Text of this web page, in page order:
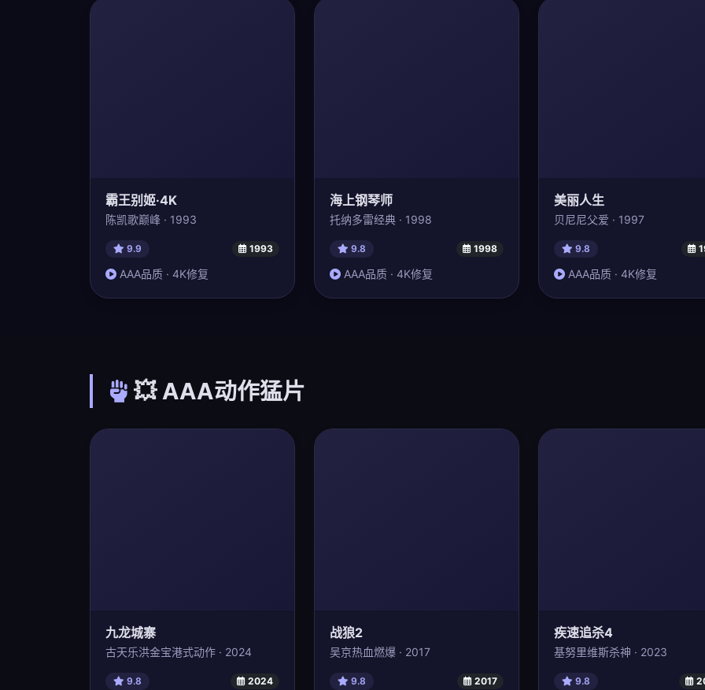
霸王别姬·4K
陈凯歌巅峰 · 1993
9.9 1993
AAA品质 · 4K修复
海上钢琴师
托纳多雷经典 · 1998
9.8 1998
AAA品质 · 4K修复
美丽人生
贝尼尼父爱 · 1997
9.8
AAA品质 · 4K修复
💥 AAA动作猛片
九龙城寨
古天乐洪金宝港式动作 · 2024
9.8 2024
战狼2
吴京热血燃爆 · 2017
9.8 2017
疾速追杀4
基努里维斯杀神 · 2023
9.8